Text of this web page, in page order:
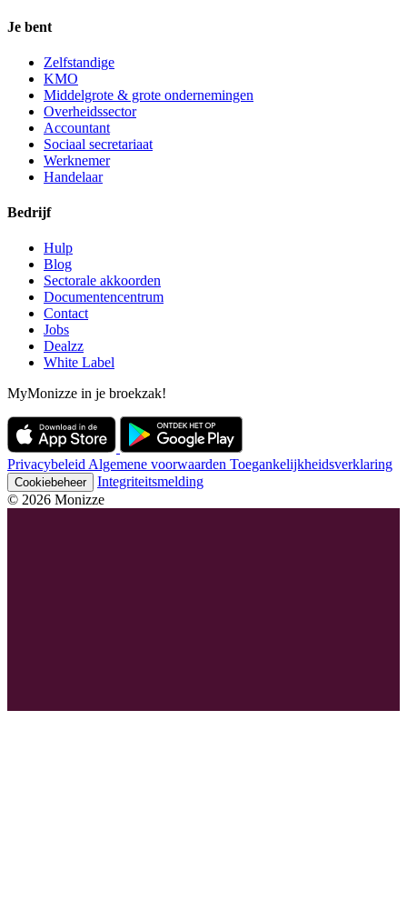
Je bent
Zelfstandige
KMO
Middelgrote & grote ondernemingen
Overheidssector
Accountant
Sociaal secretariaat
Werknemer
Handelaar
Bedrijf
Hulp
Blog
Sectorale akkoorden
Documentencentrum
Contact
Jobs
Dealzz
White Label
MyMonizze in je broekzak!
PrivacybeleidAlgemene voorwaarden Toegankelijkheidsverklaring
Cookiebeheer
Integriteitsmelding
© 2026 Monizze